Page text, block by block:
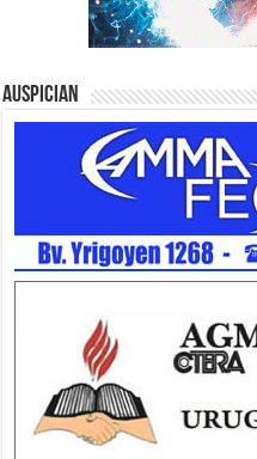
Auspician